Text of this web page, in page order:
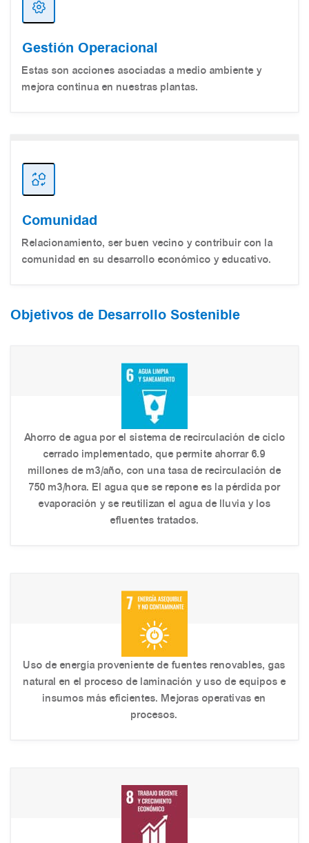
Gestión Operacional
Estas son acciones asociadas a medio ambiente y
mejora continua en nuestras plantas.
Comunidad
Relacionamiento, ser buen vecino y contribuir con la
comunidad en su desarrollo económico y educativo.
Objetivos de Desarrollo Sostenible
Ahorro de agua por el sistema de recirculación de ciclo
cerrado implementado, que permite ahorrar 6.9
millones de m3/año, con una tasa de recirculación de
750 m3/hora. El agua que se repone es la pérdida por
evaporación y se reutilizan el agua de lluvia y los
efluentes tratados.
Uso de energía proveniente de fuentes renovables, gas
natural en el proceso de laminación y uso de equipos e
insumos más eficientes. Mejoras operativas en
procesos.